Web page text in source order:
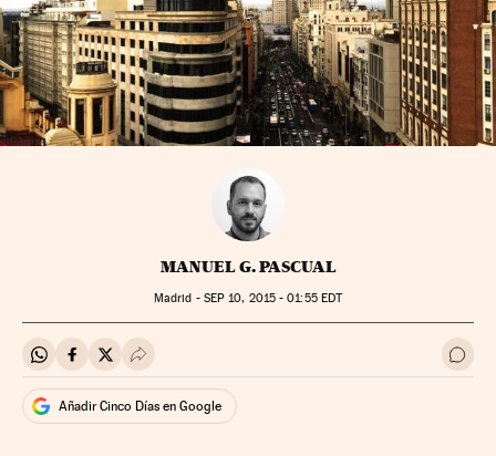
MANUEL G. PASCUAL
Madrid - SEP 10, 2015 - 01:55EDT
Compartir en Whatsapp
Compartir en Facebook
Compartir en Twitter
Desplegar Redes Sociales Ir a
Añadir Cinco Días en Google